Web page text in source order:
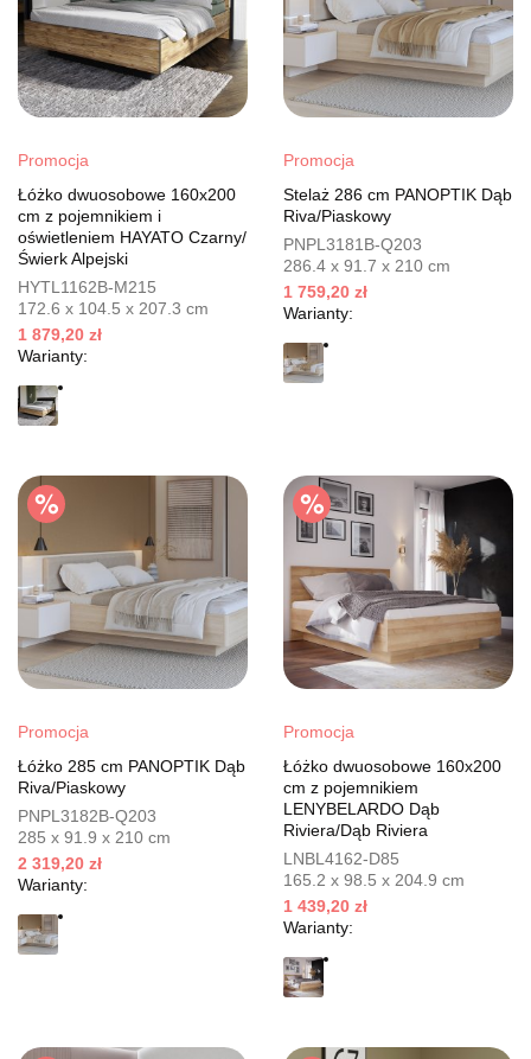
Promocja
Łóżko dwuosobowe 160x200
cm z pojemnikiem i
oświetleniem HAYATO Czarny/
Świerk Alpejski
HYTL1162B-M215
172.6 x 104.5 x 207.3 cm
1 879,20 zł
Warianty:
Promocja
Stelaż 286 cm PANOPTIK Dąb
Riva/Piaskowy
PNPL3181B-Q203
286.4 x 91.7 x 210 cm
1 759,20 zł
Warianty:
Promocja
Łóżko 285 cm PANOPTIK Dąb
Riva/Piaskowy
PNPL3182B-Q203
285 x 91.9 x 210 cm
2 319,20 zł
Warianty:
Promocja
Łóżko dwuosobowe 160x200
cm z pojemnikiem
LENYBELARDO Dąb
Riviera/Dąb Riviera
LNBL4162-D85
165.2 x 98.5 x 204.9 cm
1 439,20 zł
Warianty: